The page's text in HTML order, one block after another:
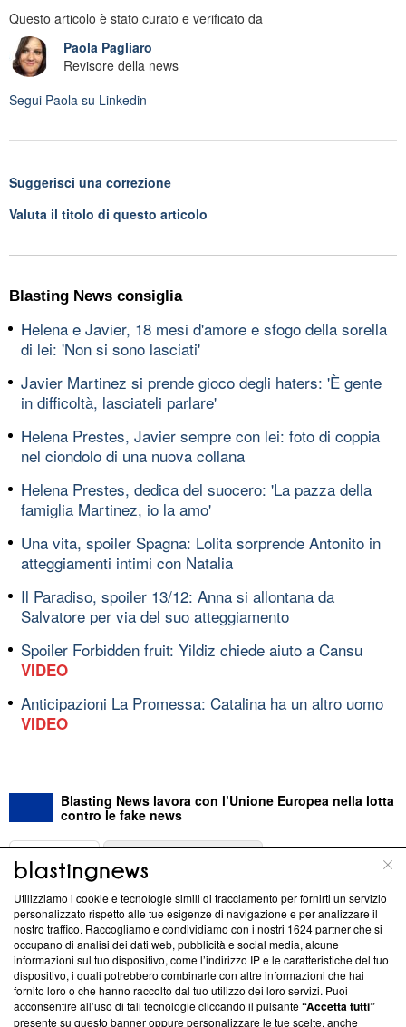
Questo articolo è stato curato e verificato da
Paola Pagliaro
Revisore della news
Segui Paola su Linkedin
Suggerisci una correzione
Valuta il titolo di questo articolo
Blasting News consiglia
Helena e Javier, 18 mesi d'amore e sfogo della sorella
di lei: 'Non si sono lasciati'
Javier Martinez si prende gioco degli haters: 'È gente
in difficoltà, lasciateli parlare'
Helena Prestes, Javier sempre con lei: foto di coppia
nel ciondolo di una nuova collana
Helena Prestes, dedica del suocero: 'La pazza della
famiglia Martinez, io la amo'
Una vita, spoiler Spagna: Lolita sorprende Antonito in
atteggiamenti intimi con Natalia
Il Paradiso, spoiler 13/12: Anna si allontana da
Salvatore per via del suo atteggiamento
Spoiler Forbidden fruit: Yildiz chiede aiuto a Cansu
VIDEO
Anticipazioni La Promessa: Catalina ha un altro uomo
VIDEO
Blasting News lavora con l’Unione Europea nella lotta
contro le fake news
ABOUT
Questa sezione offre informazioni trasparenti su Blasting
News, sui nostri processi editoriali e su come ci impegniamo a
creare news di qualità. Inoltre, afferma la nostra aderenza a
‘Trust Project - News with Integrity’Blasting News non è
ancora membro del programma, ma ha richiesto di farne
parte; Trust Project non ha ancora effettuato una verifica di
conformità agli standard.
Utilizziamo i cookie e tecnologie simili di tracciamento per fornirti un servizio
personalizzato rispetto alle tue esigenze di navigazione e per analizzare il
nostro traffico. Raccogliamo e condividiamo con i nostri 1624partner che si
occupano di analisi dei dati web, pubblicità e social media, alcune
informazioni sul tuo dispositivo, come l’indirizzo IP e le caratteristiche del tuo
dispositivo, i quali potrebbero combinarle con altre informazioni che hai
fornito loro o che hanno raccolto dal tuo utilizzo dei loro servizi. Puoi
acconsentire all’uso di tali tecnologie cliccando il pulsante“Accetta tutti”
presente su questo banner oppure personalizzare le tue scelte, anche